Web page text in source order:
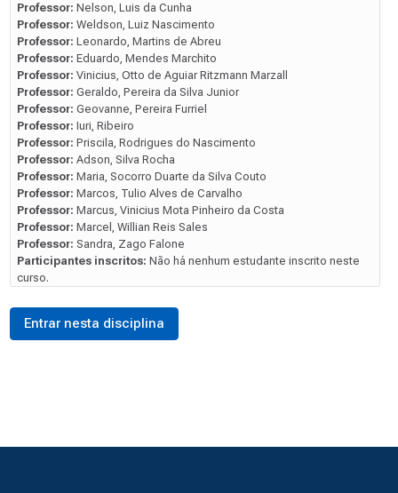
Professor: Nelson, Luis da Cunha
Professor: Weldson, Luiz Nascimento
Professor: Leonardo, Martins de Abreu
Professor: Eduardo, Mendes Marchito
Professor: Vinicius, Otto de Aguiar Ritzmann Marzall
Professor: Geraldo, Pereira da Silva Junior
Professor: Geovanne, Pereira Furriel
Professor: Iuri, Ribeiro
Professor: Priscila, Rodrigues do Nascimento
Professor: Adson, Silva Rocha
Professor: Maria, Socorro Duarte da Silva Couto
Professor: Marcos, Tulio Alves de Carvalho
Professor: Marcus, Vinicius Mota Pinheiro da Costa
Professor: Marcel, Willian Reis Sales
Professor: Sandra, Zago Falone
Participantes inscritos: Não há nenhum estudante inscrito neste
curso.
Entrar nesta disciplina